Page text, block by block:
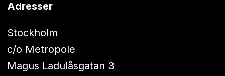
Adresser
Stockholm
c/o Metropole
Magus Ladulåsgatan 3